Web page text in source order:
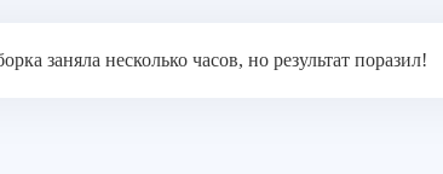
заняла несколько часов, но результат поразил!